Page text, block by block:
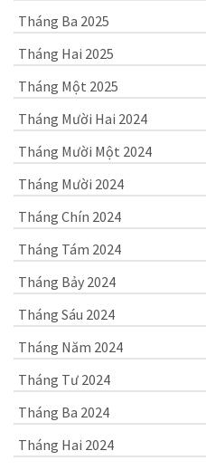
Tháng Ba 2025
Tháng Hai 2025
Tháng Một 2025
Tháng Mười Hai 2024
Tháng Mười Một 2024
Tháng Mười 2024
Tháng Chín 2024
Tháng Tám 2024
Tháng Bảy 2024
Tháng Sáu 2024
Tháng Năm 2024
Tháng Tư 2024
Tháng Ba 2024
Tháng Hai 2024